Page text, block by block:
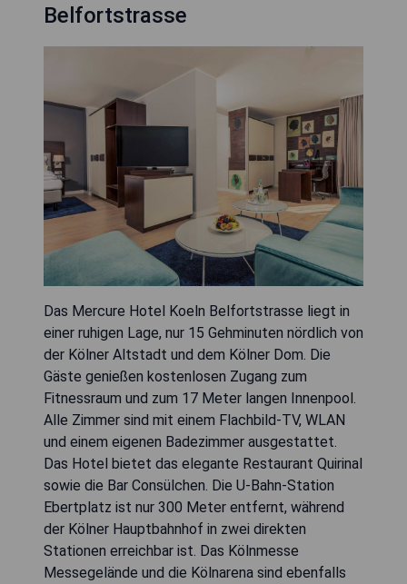
Belfortstrasse
Das Mercure Hotel Koeln Belfortstrasse liegt in
einer ruhigen Lage, nur 15 Gehminuten nördlich von
der Kölner Altstadt und dem Kölner Dom. Die
Gäste genießen kostenlosen Zugang zum
Fitnessraum und zum 17 Meter langen Innenpool.
Alle Zimmer sind mit einem Flachbild-TV, WLAN
und einem eigenen Badezimmer ausgestattet.
Das Hotel bietet das elegante Restaurant Quirinal
sowie die Bar Consülchen. Die U-Bahn-Station
Ebertplatz ist nur 300 Meter entfernt, während
der Kölner Hauptbahnhof in zwei direkten
Stationen erreichbar ist. Das Kölnmesse
Messegelände und die Kölnarena sind ebenfalls